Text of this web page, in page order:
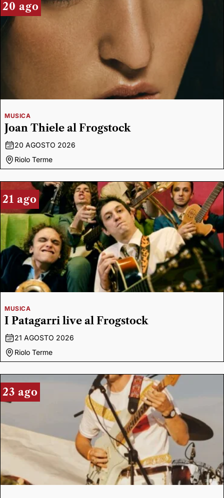
20 ago
MUSICA
Joan Thiele al Frogstock
20 AGOSTO 2026
Riolo Terme
21 ago
MUSICA
I Patagarri live al Frogstock
21 AGOSTO 2026
Riolo Terme
23 ago